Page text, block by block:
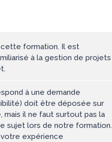
cette formation. Il est
à la gestion de projets
à une demande
doit être déposée sur
mais il ne faut surtout pas la
sujet lors de notre formation.
expérience